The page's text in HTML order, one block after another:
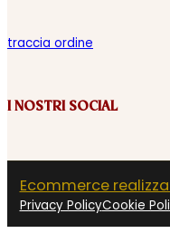
traccia ordine
I NOSTRI SOCIAL
Ecommerce
Privacy PolicyCookie